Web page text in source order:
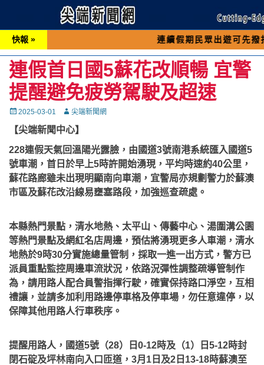
快報 » 連續假期民眾出遊可先撥打交通 「
連假首日國5蘇花改順暢 宜警
提醒避免疲勞駕駛及超速
Posted
2025-03-01 Autor尖端新聞網
【尖端新聞中心】
228連假天氣回溫陽光露臉，由國道3號南港系統匯入國道5
號車潮，首日於早上5時許開始湧現，平均時速約40公里，
蘇花路廊雖未出現明顯南向車潮，宜警局亦規劃警力於蘇澳
市區及蘇花改沿線易壅塞路段，加強巡查疏處。
本縣熱門景點，清水地熱、太平山、傳藝中心、湯圍溝公園
等熱門景點及網紅名店周邊，預估將湧現更多人車潮，清水
地熱於9時30分實施總量管制，採取一進一出方式，警方已
派員重點監控周邊車流狀況，依路況彈性調整疏導管制作
為，請用路人配合員警指揮行駛，確實保持路口淨空，互相
禮讓，並請多加利用路邊停車格及停車場，勿任意違停，以
保障其他用路人行車秩序。
提醒用路人，國道5號（28）日0-12時及（1）日5-12時封
閉石碇及坪林南向入口匝道，3月1日及2日13-18時蘇澳至